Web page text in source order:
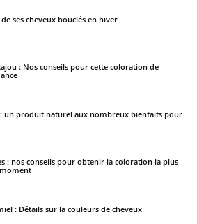
ses cheveux bouclés en hiver
: Nos conseils pour cette coloration de
: un produit naturel aux nombreux bienfaits pour
: nos conseils pour obtenir la coloration la plus
: Détails sur la couleurs de cheveux